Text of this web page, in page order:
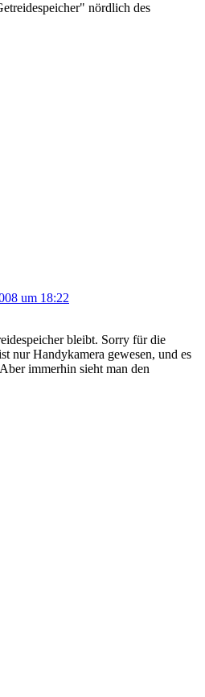
nördlich des
um 18:22
bleibt. Sorry für die
nur Handykamera gewesen, und es
immerhin sieht man den